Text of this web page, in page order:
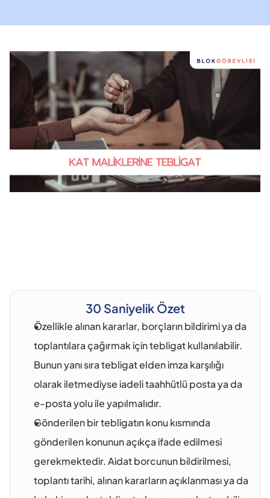
30 Saniyelik Özet
Özellikle alınan kararlar, borçların bildirimi ya da
toplantılara çağırmak için tebligat kullanılabilir.
Bunun yanı sıra tebligat elden imza karşılığı
olarak iletmediyse iadeli taahhütlü posta ya da
e-posta yolu ile yapılmalıdır.
Gönderilen bir tebligatın konu kısmında
gönderilen konunun açıkça ifade edilmesi
gerekmektedir. Aidat borcunun bildirilmesi,
toplantı tarihi, alınan kararların açıklanması ya da